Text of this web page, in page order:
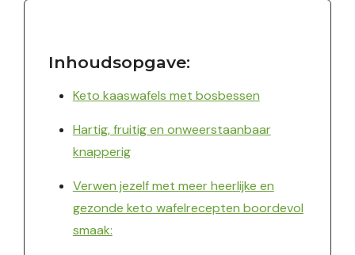
Inhoudsopgave:
Keto kaaswafels met bosbessen
Hartig, fruitig en onweerstaanbaar
knapperig
Verwen jezelf met meer heerlijke en
gezonde keto wafelrecepten boordevol
smaak: